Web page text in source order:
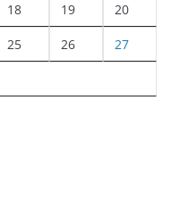
18 19 20
25 26 27